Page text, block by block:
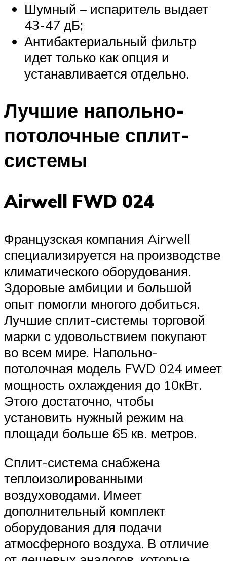
Шумный – испаритель выдает
43-47 дБ;
Антибактериальный фильтр
идет только как опция и
устанавливается отдельно.
Лучшие напольно-
потолочные сплит-
системы
Airwell FWD 024
Французская компания Airwell
специализируется на производстве
климатического оборудования.
Здоровые амбиции и большой
опыт помогли многого добиться.
Лучшие сплит-системы торговой
марки с удовольствием покупают
во всем мире. Напольно-
потолочная модель FWD 024 имеет
мощность охлаждения до 10кВт.
Этого достаточно, чтобы
установить нужный режим на
площади больше 65 кв. метров.
Сплит-система снабжена
теплоизолированными
воздуховодами. Имеет
дополнительный комплект
оборудования для подачи
атмосферного воздуха. В отличие